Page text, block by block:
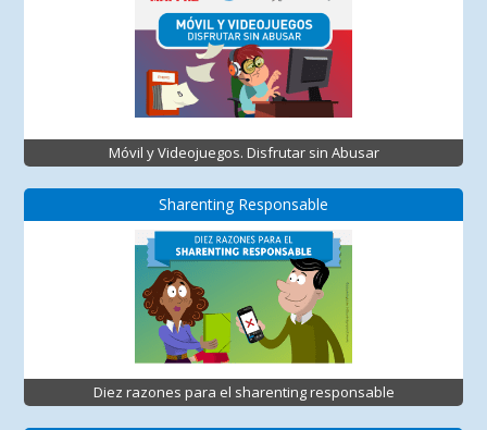
Móvil y Videojuegos. Disfrutar sin Abusar
Sharenting Responsable
Diez razones para el sharenting responsable